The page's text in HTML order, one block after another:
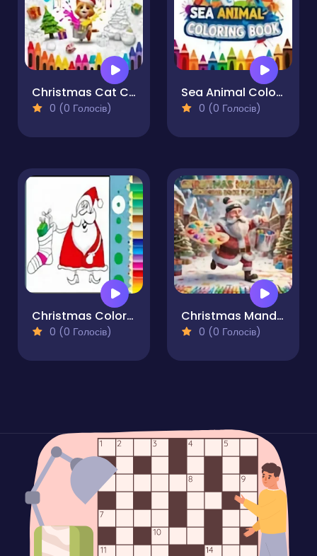
Christmas Cat Coloring Pages
0 (0 Голосів)
Sea Animal Coloring Book
0 (0 Голосів)
Christmas Coloring Book
0 (0 Голосів)
Christmas Mandala Coloring Book for Adults
0 (0 Голосів)